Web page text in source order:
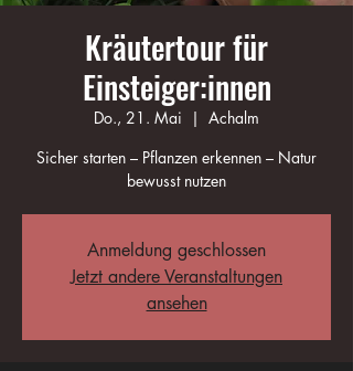
Kräutertour für
Einsteiger:innen
Do., 21. Mai
  |
Achalm
Sicher starten – Pflanzen erkennen – Natur
bewusst nutzen
Anmeldung geschlossen
Jetzt andere Veranstaltungen
ansehen